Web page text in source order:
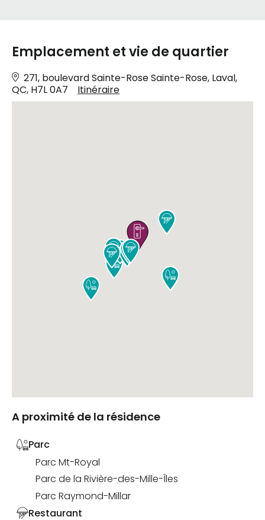
Emplacement et vie de quartier
271, boulevard Sainte-Rose Sainte-Rose, Laval,
QC, H7L 0A7
Itinéraire









 
A proximité de la résidence
Parc
Parc Mt-Royal
Parc de la Rivière-des-Mille-Îles
Parc Raymond-Millar
Restaurant